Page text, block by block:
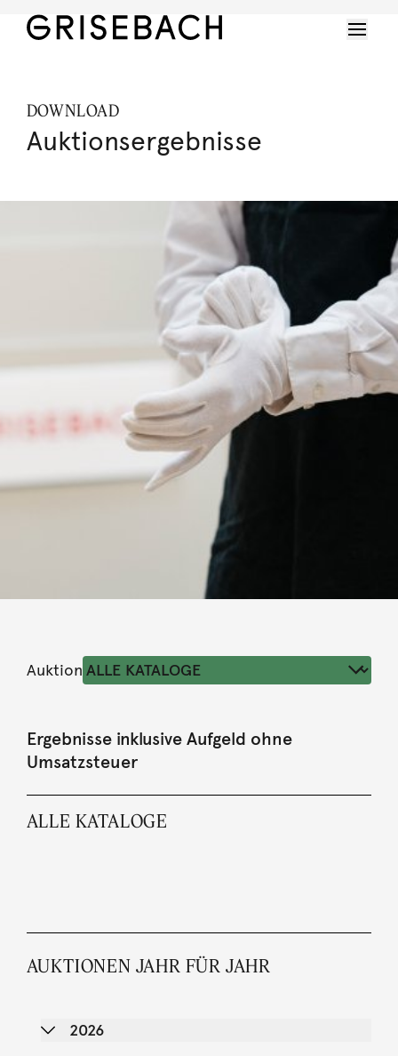
DOWNLOAD
Auktionsergebnisse
Auktion
Ergebnisse inklusive Aufgeld ohne
Umsatzsteuer
ALLE KATALOGE
AUKTIONEN JAHR FÜR JAHR
2026